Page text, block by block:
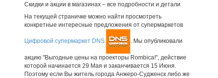
Скидки и акции в магазинах – все подробности и детали
На текущей страничке можно найти просмотреть
конкретные интересные предложения от супермаркетов
Цифровой супермаркет DNS . Мы опубликовали
акцию "Выгодные цены на проекторы Rombica!", действие
которой начинается 29 Мая и заканчивается 15 Июня.
Поэтому если Вы житель города Анжеро-Судженск либо же